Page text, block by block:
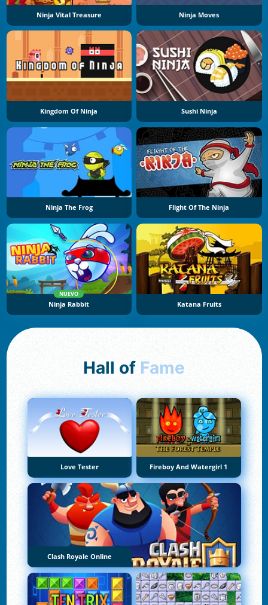
Ninja Vital Treasure Ninja Moves
Kingdom Of Ninja Sushi Ninja
Ninja The Frog Flight Of The Ninja
NUEVO
Ninja Rabbit Katana Fruits
Hall of Fame
Love Tester Fireboy And Watergirl 1
Clash Royale Online